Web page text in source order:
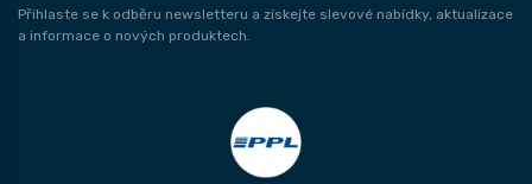
Přihlaste se k odběru newsletteru a získejte slevové nabídky, aktualizace
a informace o nových produktech.